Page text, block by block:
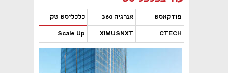
פודקאסט אנרגיה 360 כלכליסט טק
CTECH
XIMUSNXT
Scale Up
נפתח בכרטיסייה חדשה
נפתח בכרטיסייה חדשה